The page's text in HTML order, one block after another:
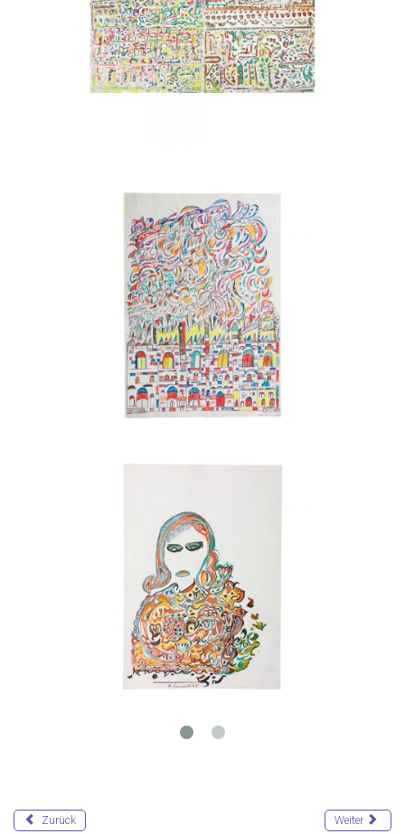
Zurück Weiter